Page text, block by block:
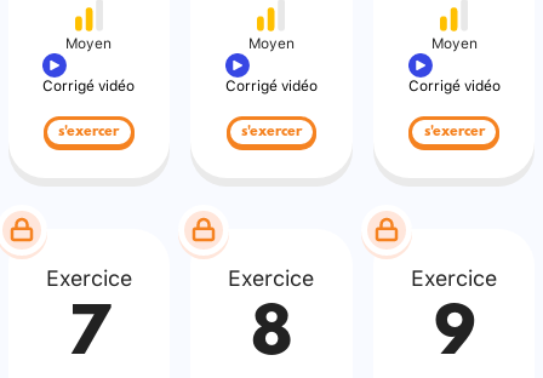
Moyen
Corrigé vidéo
s'exercer
Moyen
Corrigé vidéo
s'exercer
Moyen
Corrigé vidéo
s'exercer
Exercice
7
Exercice
8
Exercice
9